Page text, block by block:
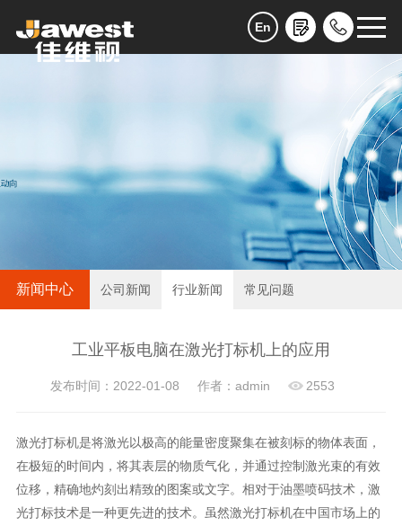
En
新闻中心 公司新闻 行业新闻 常见问题
工业平板电脑在激光打标机上的应用
发布时间：2022-01-08 作者：admin 2553
激光打标机是将激光以极高的能量密度聚集在被刻标的物体表面，
在极短的时间内，将其表层的物质气化，并通过控制激光束的有效
位移，精确地灼刻出精致的图案或文字。相对于油墨喷码技术，激
光打标技术是一种更先进的技术。虽然激光打标机在中国市场上的